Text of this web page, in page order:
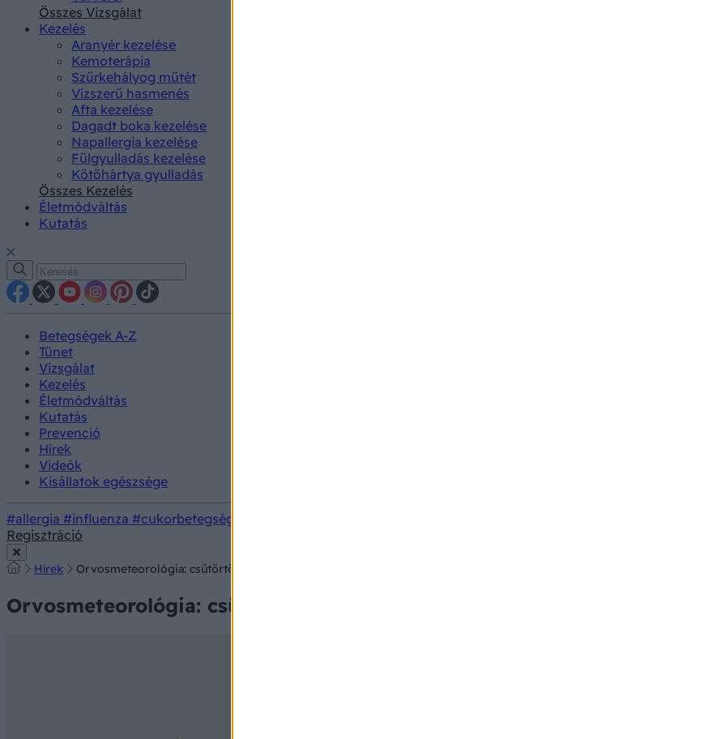
Összes Vizsgálat
Kezelés
Aranyér kezelése
Kemoterápia
Szürkehályog műtét
Vízszerű hasmenés
Afta kezelése
Dagadt boka kezelése
Napallergia kezelése
Fülgyulladás kezelése
Kötőhártya gyulladás
Összes Kezelés
Életmódváltás
Kutatás
Betegségek A-Z
Tünet
Vizsgálat
Kezelés
Életmódváltás
Kutatás
Prevenció
Hírek
Videók
Kisállatok egészsége
#allergia #influenza #cukorbetegség
Regisztráció
Hírek Orvosmeteorológia: csütörtökön jön a feketeleves a frontérzékenyeknek
Orvosmeteorológia: csütörtökön jön a feketeleves a frontérzékenyeknek